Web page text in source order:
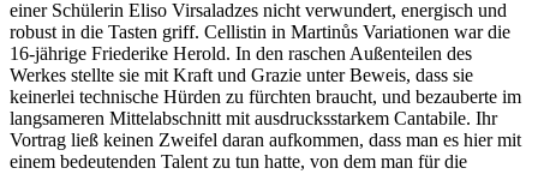
einer Schülerin Eliso Virsaladzes nicht verwundert, energisch und
robust in die Tasten griff. Cellistin in Martinůs Variationen war die
16-jährige Friederike Herold. In den raschen Außenteilen des
Werkes stellte sie mit Kraft und Grazie unter Beweis, dass sie
keinerlei technische Hürden zu fürchten braucht, und bezauberte im
langsameren Mittelabschnitt mit ausdrucksstarkem Cantabile. Ihr
Vortrag ließ keinen Zweifel daran aufkommen, dass man es hier mit
einem bedeutenden Talent zu tun hatte, von dem man für die